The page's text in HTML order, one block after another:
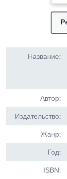
Название:
Автор:
Издательство:
Жанр:
Год:
ISBN: